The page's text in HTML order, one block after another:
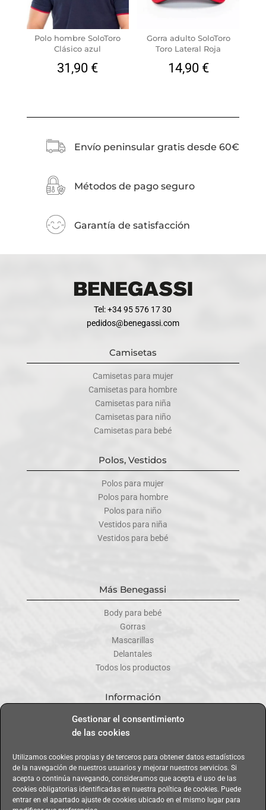
Gestionar el consentimiento
de las cookies
Utilizamos cookies propias y de terceros para obtener datos estadísticos
de la navegación de nuestros usuarios y mejorar nuestros servicios. Si
acepta o continúa navegando, consideramos que acepta el uso de las
cookies obligatorias identificadas en nuestra política de cookies. Puede
entrar en el apartado ajuste de cookies ubicado en el mismo lugar para
Polo hombre SoloToro
Clásico azul
31,90 €
Gorra adulto SoloToro
Toro Lateral Roja
14,90 €
Envío peninsular gratis desde 60€
Métodos de pago seguro
Garantía de satisfacción
Tel: +34 95 576 17 30
pedidos@benegassi.com
Camisetas
Camisetas para mujer
Camisetas para hombre
Camisetas para niña
Camisetas para niño
Camisetas para bebé
Polos, Vestidos
Polos para mujer
Polos para hombre
Polos para niño
Vestidos para niña
Vestidos para bebé
Más Benegassi
Body para bebé
Gorras
Mascarillas
Delantales
Todos los productos
Información
Contacta
Mi cuenta
Envíos y entregas
Cambios y devoluciones